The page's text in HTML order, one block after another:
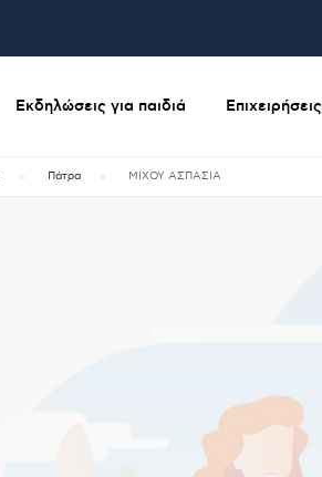
Εκδηλώσεις για παιδιά Επιχειρήσεις
Πάτρα ΜΙΧΟΥ ΑΣΠΑΣΙΑ